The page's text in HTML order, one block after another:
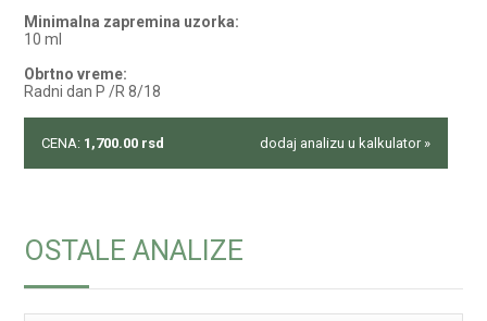
Minimalna zapremina uzorka:
10 ml
Obrtno vreme:
Radni dan P /R 8/18
CENA: 1,700.00 rsd dodaj analizu u kalkulator »
OSTALE ANALIZE